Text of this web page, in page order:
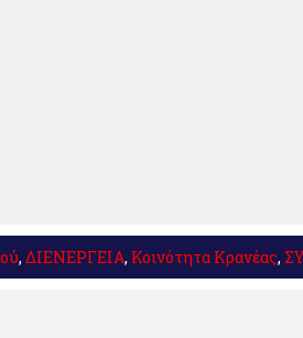
, ΔΙΕΝΕΡΓΕΙΑ, Κοινότητα Κρανέας,